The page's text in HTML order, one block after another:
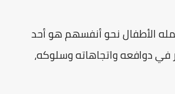
الأطفال نحو أنفسهم هو أحد
في دوافعه واتجاهاته وسلوكه،